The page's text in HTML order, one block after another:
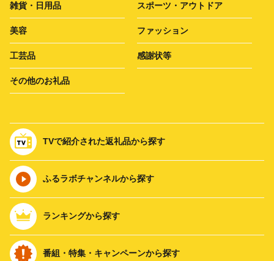
雑貨・日用品 スポーツ・アウトドア
美容 ファッション
工芸品 感謝状等
その他のお礼品
TVで紹介された返礼品から探す
ふるラボチャンネルから探す
ランキングから探す
番組・特集・キャンペーンから探す